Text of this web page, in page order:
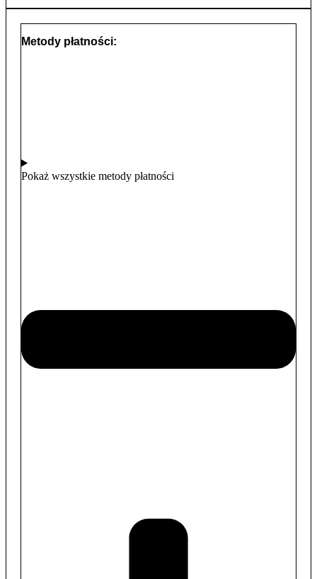
kilka godzin✔️ Dzięki przytulnemu włosiu sprawia, że Twoje
pomieszczeniach jak salon, pokój czy sypialnia.✔️ Praktyczne
Metody płatności:
Pokaż wszystkie metody płatności